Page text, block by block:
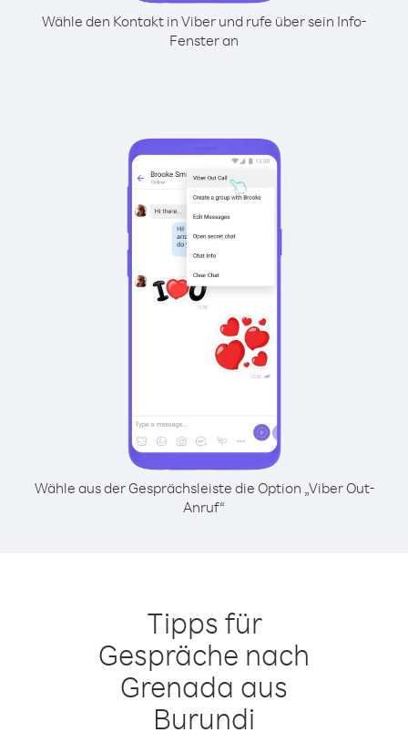
Wähle den Kontakt in Viber und rufe über sein Info-
Fenster an
Wähle aus der Gesprächsleiste die Option „Viber Out-
Anruf“
Tipps für
Gespräche nach
Grenada aus
Burundi